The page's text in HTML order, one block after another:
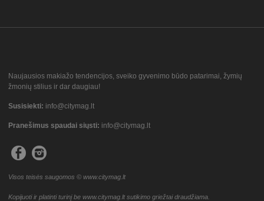
Naujausios makiažo tendencijos, sveiko gyvenimo būdo patarimai, žymių
žmonių stilius ir dar daugiau!
Susisiekti: info@citymag.lt
Pranešimus spaudai siųsti: info@citymag.lt
Visos teisės saugomos © www.citymag.lt
Kopijuoti ir platinti turinį be www.citymag.lt sutikimo griežtai draudžiama.